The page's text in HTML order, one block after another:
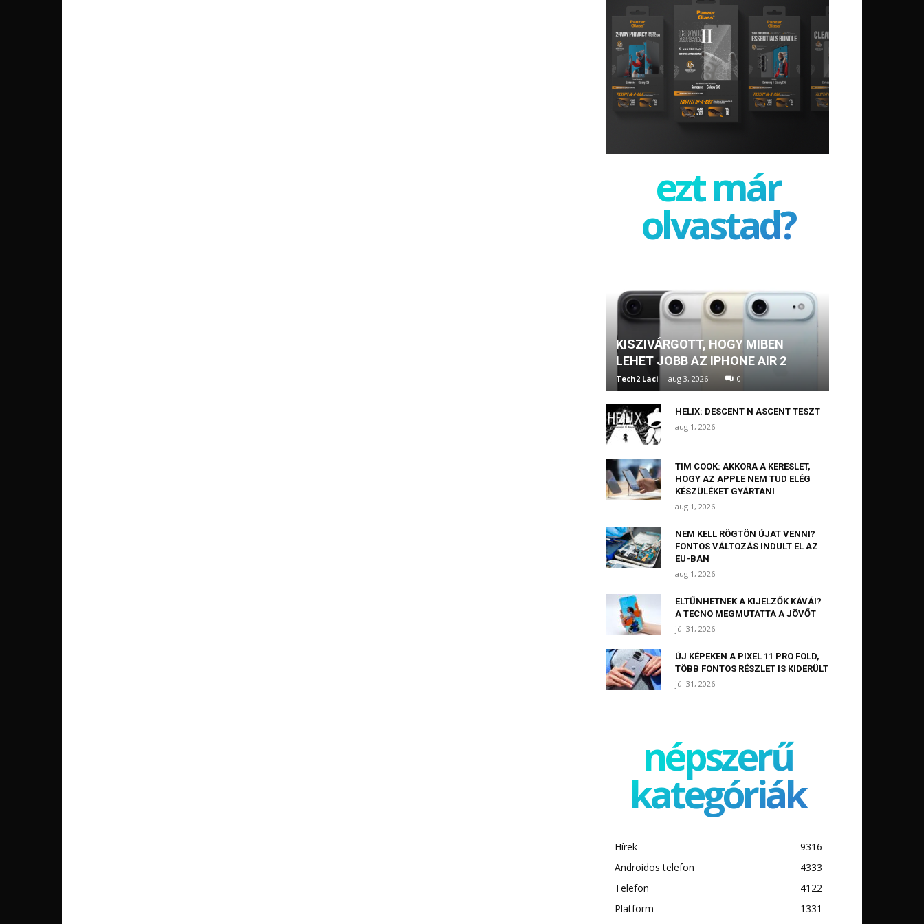
ezt már
olvastad?
KISZIVÁRGOTT, HOGY MIBEN
LEHET JOBB AZ IPHONE AIR 2
Tech2 Laci - aug 3, 2026 0
HELIX: DESCENT N ASCENT TESZT
aug 1, 2026
TIM COOK: AKKORA A KERESLET,
HOGY AZ APPLE NEM TUD ELÉG
KÉSZÜLÉKET GYÁRTANI
aug 1, 2026
NEM KELL RÖGTÖN ÚJAT VENNI?
FONTOS VÁLTOZÁS INDULT EL AZ
EU-BAN
aug 1, 2026
ELTŰNHETNEK A KIJELZŐK KÁVÁI?
A TECNO MEGMUTATTA A JÖVŐT
júl 31, 2026
ÚJ KÉPEKEN A PIXEL 11 PRO FOLD,
TÖBB FONTOS RÉSZLET IS KIDERÜLT
júl 31, 2026
népszerű
kategóriák
Hírek
9316
Androidos telefon
4333
Telefon
4122
Platform
1331